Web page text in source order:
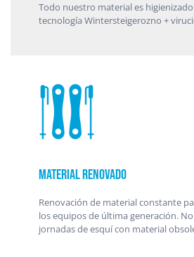
Todo nuestro material es
tecnología Wintersteigerozno +
Material renovado
Renovación de material constante
los equipos de última generación.
jornadas de esquí con material